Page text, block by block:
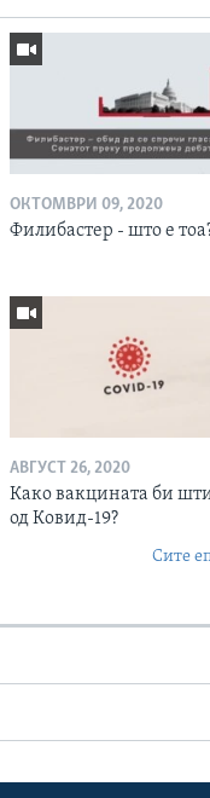
ОКТОМВРИ 09, 2020
Филибастер - што е
АВГУСТ 26, 2020
Како вакцината би
од Ковид-19?
Сите